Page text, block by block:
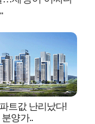
트값 난리났다!
분양가..